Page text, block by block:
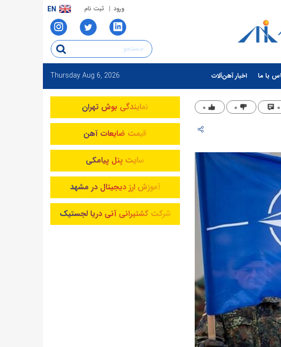
ورود ثبت نام EN
با ما اخبار آهن‌آلات ThursdayAug 6, 2026
۰ ۰ ۰ نمایندگی بوش تهران
قیمت ضایعات آهن
سایت پنل پیامکی
آموزش ارز دیجیتال در مشهد
شرکت کشتیرانی آنی دریا لجستیک